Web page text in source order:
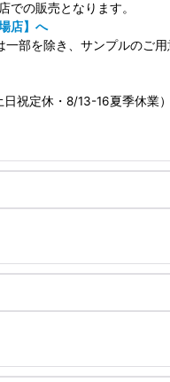
での販売となります。
店】へ
部を除き、サンプルのご
祝定休・8/13-16夏季休業